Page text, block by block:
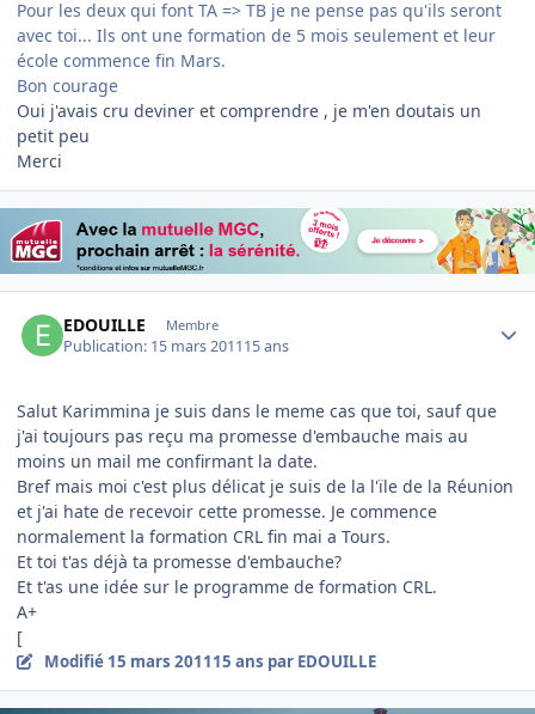
Pour les deux qui font TA => TB je ne pense pas qu'ils seront
avec toi... Ils ont une formation de 5 mois seulement et leur
école commence fin Mars.
Bon courage
Oui j'avais cru deviner et comprendre , je m'en doutais un
petit peu
Merci
EDOUILLE Membre
Publication: 15 mars 201115 ans
Salut Karimmina je suis dans le meme cas que toi, sauf que
j'ai toujours pas reçu ma promesse d'embauche mais au
moins un mail me confirmant la date.
Bref mais moi c'est plus délicat je suis de la l'ïle de la Réunion
et j'ai hate de recevoir cette promesse. Je commence
normalement la formation CRL fin mai a Tours.
Et toi t'as déjà ta promesse d'embauche?
Et t'as une idée sur le programme de formation CRL.
A+
[
Modifié 15 mars 201115 ans par EDOUILLE